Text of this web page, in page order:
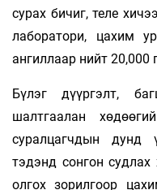
сурах бичиг, теле
лаборатори, цахим
ангиллаар нийт 20,000
Бүлэг дүүргэлт,
шалтгаалан
суралцагчдын дунд
тэдэнд сонгон
олгох зорилгоор